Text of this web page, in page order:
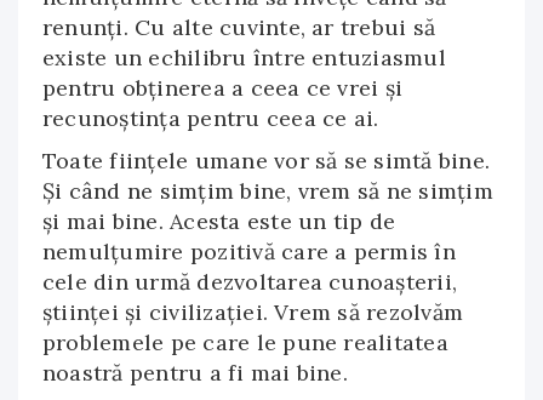
renunți. Cu alte cuvinte, ar trebui să
existe un echilibru între entuziasmul
pentru obținerea a ceea ce vrei și
recunoștința pentru ceea ce ai.
Toate ființele umane vor să se simtă bine.
Și când ne simțim bine, vrem să ne simțim
și mai bine. Acesta este un tip de
nemulțumire pozitivă care a permis în
cele din urmă dezvoltarea cunoașterii,
științei și civilizației. Vrem să rezolvăm
problemele pe care le pune realitatea
noastră pentru a fi mai bine.